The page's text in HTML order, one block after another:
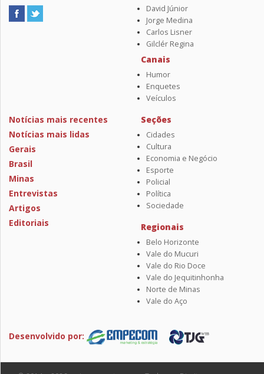
David Júnior
Jorge Medina
Carlos Lisner
Gilclér Regina
Canais
Humor
Enquetes
Veículos
Notícias mais recentes
Notícias mais lidas
Gerais
Brasil
Minas
Entrevistas
Artigos
Editoriais
Seções
Cidades
Cultura
Economia e Negócio
Esporte
Policial
Política
Sociedade
Regionais
Belo Horizonte
Vale do Mucuri
Vale do Rio Doce
Vale do Jequitinhonha
Norte de Minas
Vale do Aço
Desenvolvido por: